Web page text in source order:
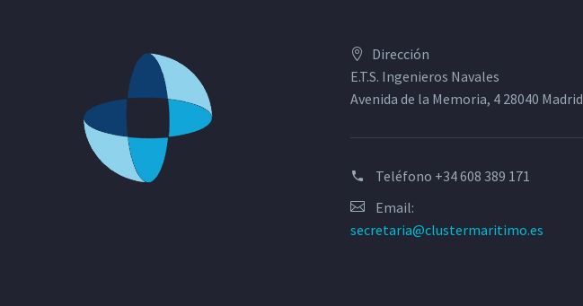
Dirección
E.T.S. Ingenieros Navales
Avenida de la Memoria, 4 28040 Madrid
Teléfono +34 608 389 171
Email:
secretaria@clustermaritimo.es